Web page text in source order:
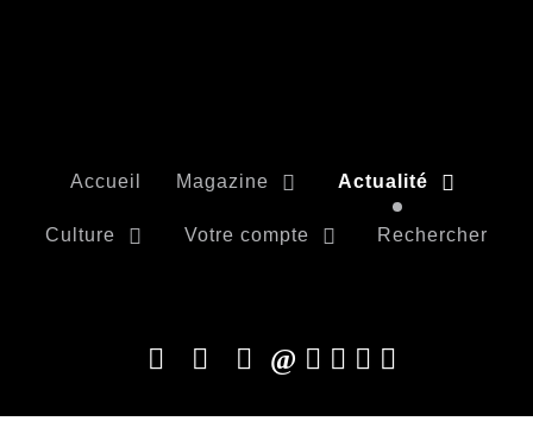
Accueil Magazine Actualité
Culture Votre compte Rechercher